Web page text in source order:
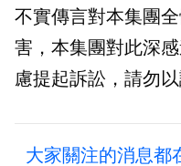
不實傳言對本集團
害，本集團對此深
慮提起訴訟，請勿以
大家關注的消息都